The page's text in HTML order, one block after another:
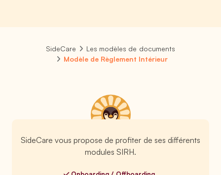
SideCare
Les modèles de documents
Modèle de Règlement Intérieur
SideCare vous propose de profiter de ses différents
modules SIRH.